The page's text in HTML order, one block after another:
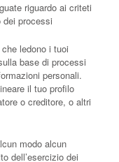
riguardo ai criteti
dei processi
ledono i tuoi
base di processi
personali.
il tuo profilo
o creditore, o altri
modo alcun
dell’esercizio dei